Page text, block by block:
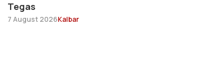
Tegas
7 August 2026Kalbar